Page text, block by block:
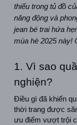
thiếu trong tủ đồ
năng động và
jean bé trai hứa
mùa hè 2025 này!
1. Vì sao
nghiện?
Điều gì đã khiến
thời trang được
ưu điểm vượt trội